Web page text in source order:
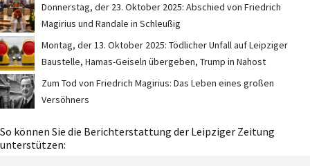
Donnerstag, der 23. Oktober 2025: Abschied von Friedrich
Magirius und Randale in Schleußig
Montag, der 13. Oktober 2025: Tödlicher Unfall auf Leipziger
Baustelle, Hamas-Geiseln übergeben, Trump in Nahost
Zum Tod von Friedrich Magirius: Das Leben eines großen
Versöhners
So können Sie die Berichterstattung der Leipziger Zeitung
unterstützen: